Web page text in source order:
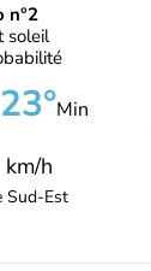
n°2
soleil
23°Min
km/h
Sud-Est